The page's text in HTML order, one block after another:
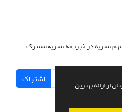
از ارائه بهترین
مهم نشریه در خبرنامه نشریه مشترک
اشتراک